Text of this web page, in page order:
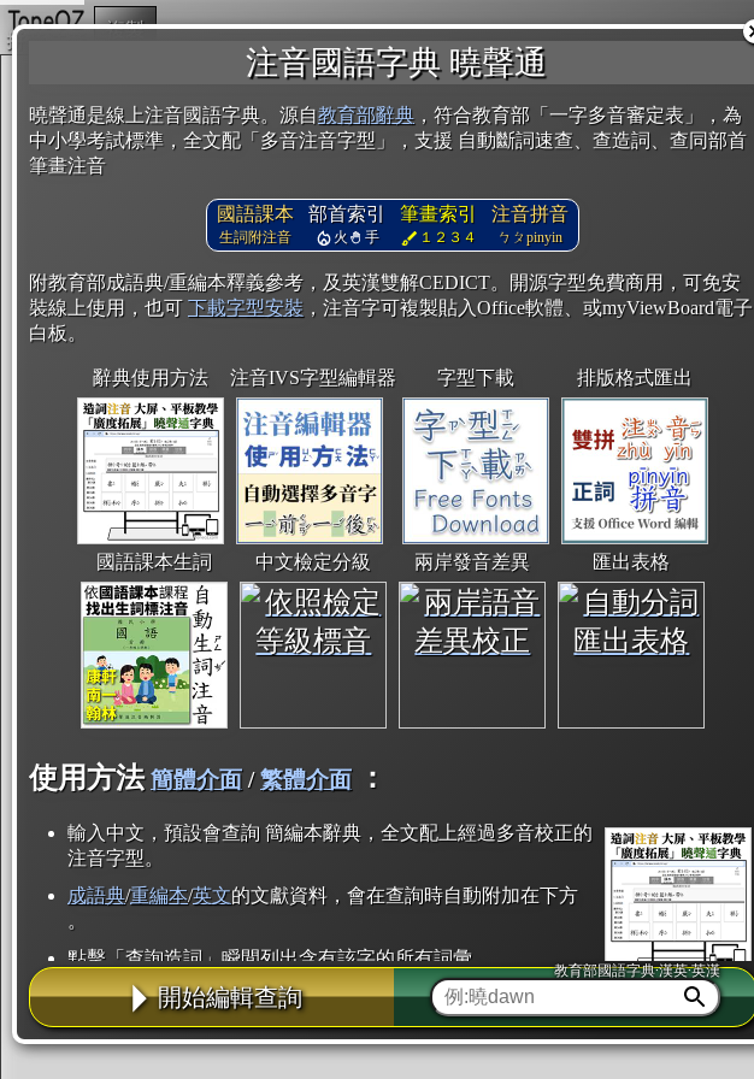
注音國語字典 曉聲通
曉聲通是線上注音國語字典。源自教育部辭典 ，符合教育部「一字多音審定表」，為
中小學考試標準，全文配「多音注音字型」，支援 自動斷詞速查、查造詞、查同部首
筆畫注音
國語課本
生詞附注音
部首索引
火 手
筆畫索引
１２３４
注音拼音
ㄅㄆpinyin
附教育部成語典/重編本釋義參考，及英漢雙解CEDICT。開源字型免費商用，可免安
裝線上使用，也可 下載字型安裝 ，注音字可複製貼入Office軟體、或myViewBoard電子
白板。
辭典使用方法 注音IVS字型編輯器 字型下載 排版格式匯出
國語課本生詞 中文檢定分級 兩岸發音差異 匯出表格
使用方法 簡體介面/繁體介面 ：
輸入中文，預設會查詢 簡編本辭典，全文配上經過多音校正的
注音字型。
成語典/重編本/英文的文獻資料，會在查詢時自動附加在下方
。
點擊「查詢造詞」瞬間列出含有該字的所有詞彙。
點「部首」瞬間列出所有「同部首字」。也支援查詢「同注音」或「同筆畫」。
辭典解釋的全文都經過自動斷詞，點擊便可瞬間「連續查詢」此字詞的解釋，不
用手動重複輸入。
開始編輯查詢
教育部國語字典·漢英·英漢
複製